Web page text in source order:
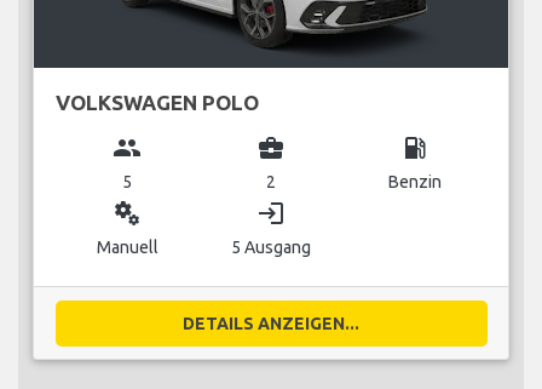
VOLKSWAGEN POLO
group
5
business_center
2
local_gas_station
Benzin
miscellaneous_services
Manuell
login
5 Ausgang
DETAILS ANZEIGEN...